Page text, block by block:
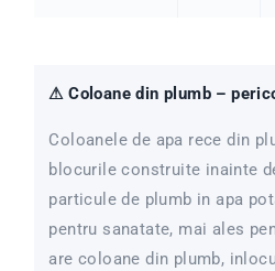
⚠ Coloane din plumb –
Coloanele de apa rece din
blocurile construite inainte
particule de plumb in apa
pentru sanatate, mai ales
are coloane din plumb,